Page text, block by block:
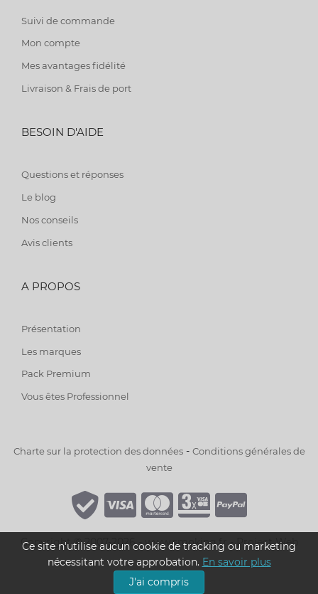
Suivi de commande
Mon compte
Mes avantages fidélité
Livraison & Frais de port
BESOIN D'AIDE
Questions et réponses
Le blog
Nos conseils
Avis clients
A PROPOS
Présentation
Les marques
Pack Premium
Vous êtes Professionnel
Charte sur la protection des données- Conditions générales de
vente
Copyright © 2007-2026 - www.smoking.fr -Project Web
Ce site n'utilise aucun cookie de tracking ou marketing
nécessitant votre approbation. En savoir plus
J'ai compris